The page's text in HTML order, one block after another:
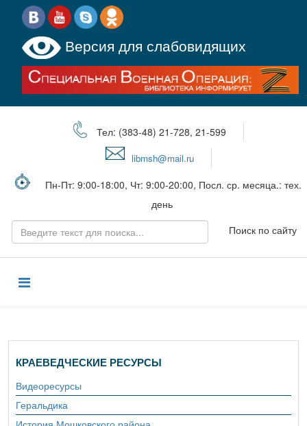
Версия для слабовидящих
Тел: (383-48) 21-728, 21-599
libmsh@mail.ru
Пн-Пт: 9:00-18:00, Чт: 9:00-20:00, Посл. ср. месяца.: тех.
день
Поиск по сайту
КРАЕВЕДЧЕСКИЕ РЕСУРСЫ
Видеоресурсы
Геральдика